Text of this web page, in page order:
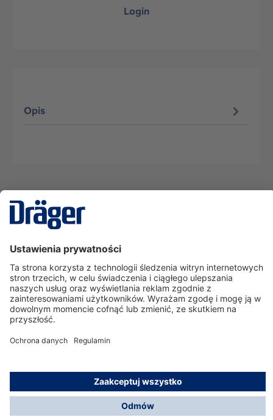
Login
Opis
Serwisowa linia hotline
O nas
Korzystanie ze sklepu
© Dräger Polska Sp. z o.o., 2025
*Wszystkie ceny bez VAT, na warunkach opisanych w